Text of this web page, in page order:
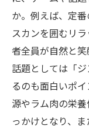
か。例えば、定
スカンを囲むリ
者全員が自然と笑
話題としては「
るのも面白いポ
源やラム肉の栄
っかけとなり、